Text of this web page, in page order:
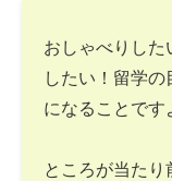
おしゃべりした
したい！留学
になることです
ところが当た